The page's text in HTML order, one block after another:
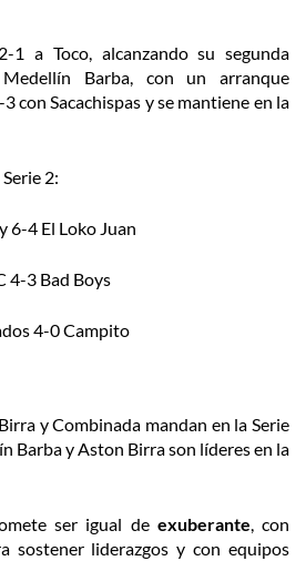
a Toco, alcanzando su segunda
Barba, con un arranque
con Sacachispas y se mantiene en la
2:
6-4 El Loko Juan
4-3 Bad Boys
4-0 Campito
y Combinada mandan en la Serie
Barba y Aston Birra son líderes en la
ser igual de exuberante, con
sostener liderazgos y con equipos